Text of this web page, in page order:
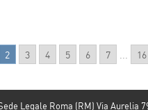
2 3 4 5 6 7 16
Legale Roma (RM) Via Aurelia